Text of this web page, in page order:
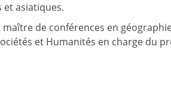
et asiatiques.
maître de conférences en
et Humanités en charge du